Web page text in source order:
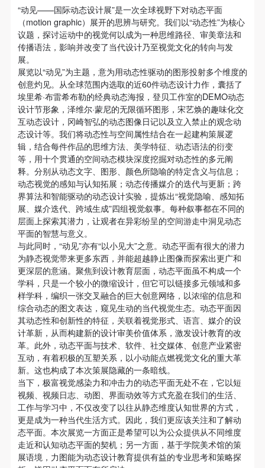
《动态研究》 罗布和罗宾
Rob en Robin, Studies in Motion
动态平面区别于影像艺术、动画、平面设计、新媒体交
互设计等带给人们的清晰印象，它被独立提出来讨论，
在国内仍然是一个新兴话题。本次展览以“动见”为主
题，选取了来自中国、荷兰、瑞士、美国、英国、西班
牙、韩国、日本等8个国家的16位/组顶尖设计师、设计
团体的近60件作品。一方面希冀透过精彩纷呈的动态视
觉为观众提供从多个维度走近和认知动态平面的契机，
以及来自创意思维的启迪。另一方面，更重要的是通过
洞察国际动态平面的创作生态，探讨当代设计的未来所
趋。
“动见——国际动态设计展”是一次全球视野下对动态平面
（motion graphic）展开的思辨与研究。我们以“动态性”为核心
议题，探讨运动中的视觉何以成为一种思维路径、审美章法和
传播语法，影响并改变了当代设计乃至视觉文化的转向与发
展。
展览以“动见”为主题，意为用动态性驱动的图形投射多个维度的
创意灼见。从全球范围内选取的近60件动态设计力作，囊括了
埃里希·布雷希布勒的经典动态海报，登贝工作室的DEMO动态
设计节形象，泽维尔·蒙尼的无限循环图形，宋艺焕的趣味化交
互动态设计，冈崎智弘的动态图像日记以及立入禁止的观念动
态设计等。我们将动态性与空间属性结合在一起建构策展逻
辑，结合每件作品的思维方法、美学特征、动态语法的衍变
等，用十个贯通的空间动态模块深度挖掘对动态性的多元阐
释。分别从动态文字、图形、颜色所隐喻的特定含义与信息；
动态视觉的感知与认知拓展；动态传播媒介的迭代与更新；跨
界算法和智能驱动的动态设计实验，提炼出“视觉隐喻、感知拓
展、媒介迭代、跨域生成”四组视觉叙事。每种叙事都在不同的
层面上探索其潜力，让观者在异彩纷呈的空间游走中洞见动态
平面的智慧与意义。
与此同时，“动见”亦有“以小见大”之意。动态平面有很大的潜力
为静态视觉带来更多东西，并能超越静止图像而探索出更广和
更深层的意涵。聚焦到设计教育层面，动态平面虽不构成一个
学科，只是一个较小的微缩设计，但它可以链接多元领域和多
样学科，编织一张交叉融合的巨大创意网络，以浓缩的信息和
综合动态的图文表达，窥见生动的当代视觉生态。动态平面因
其动态性和创新性的特征，关联着视觉形式、语言、媒介的设
计革新，从而构建新的设计审美价值体系，激发设计教育的改
革。此外，动态平面与技术、软件、社交媒体、创意产业紧密
互动，有着积极的互塑关系，以小动能点燃视觉文化的重大革
新。这也构成了本次策展隐藏的一条暗线。
当下，极富视觉感染力和冲击力的动态平面无处不在，它以短
视频、视频日志、动图、界面动效等方式充盈在我们的生活、
工作与学习中，不仅改变了以往从静态维度认知世界的方式，
更是成为一种当代生活方式。因此，我们更应该关注和了解动
态平面。本次展览一方面正是希望可以为公众提供从不同维度
走近和认知动态平面的契机；另一方面，基于学院美术馆的策
展语境，力图能为动态设计教育提供有益的专业思考和策略探
验证码
登录
可使用雅昌艺术网会员账户登录
的人身安全不负有民事及相关连带责任。
第五条
参加活动者在此次活动期间应主动遵守美术馆活动秩
序、维护美术馆场地及展示、展览、馆藏艺术作品及
衍生品的安全。活动中一旦因个人原因造成美术馆场
地、空间、艺术品、衍生品等受到不同程度的损失、
破坏。活动中任何非事故当事人及美术馆将不承担相
应的责任与损失，应由参与活动者根据相应的法律条
文、组织规定进行协商和赔偿。并追究相应的法律责
任和经济责任。
第六条
参与活动者在参与活动时应当在美术馆工作人员及活
动导师、教师指导下进行，并正确的使用活动中所涉
及到的绘画工具、创作材料及配套设备、设施，若参
与者因个人原因在使用相应绘画工具、创作材料及配
套设备、设施造成个人受伤、伤害他人及造成相应工
具、材料、设备或设施的故障或损坏。参与活动者应
当承当相应的全部责任，并主动赔偿相应的经济损
失。活动中任何非事故当事人及美术馆将不承担人身
事故的任何责任。
中央美术学院美术馆肖像权许可使用协议
根据《中华人民共和国广告法》、《中华人民共和国
民法通则》以及 最高人民法院关于贯彻执行 《中华
人民共和国民法通则》若干问题的意见（试行）>的
有关规定，为明确肖像许可方（甲方）和使用方（乙
方）的权利义务关系，经双方友好协商，甲乙双方就
带有甲方肖像的作品的使用达成如下一致协议：
一、 一般约定
的人身安全不负有民事及相关连带责任。
第五条
参加活动者在此次活动期间应主动遵守美术馆活动秩
序、维护美术馆场地及展示、展览、馆藏艺术作品及
衍生品的安全。活动中一旦因个人原因造成美术馆场
地、空间、艺术品、衍生品等受到不同程度的损失、
破坏。活动中任何非事故当事人及美术馆将不承担相
应的责任与损失，应由参与活动者根据相应的法律条
文、组织规定进行协商和赔偿。并追究相应的法律责
任和经济责任。
第六条
参与活动者在参与活动时应当在美术馆工作人员及活
动导师、教师指导下进行，并正确的使用活动中所涉
及到的绘画工具、创作材料及配套设备、设施，若参
与者因个人原因在使用相应绘画工具、创作材料及配
套设备、设施造成个人受伤、伤害他人及造成相应工
具、材料、设备或设施的故障或损坏。参与活动者应
当承当相应的全部责任，并主动赔偿相应的经济损
失。活动中任何非事故当事人及美术馆将不承担人身
事故的任何责任。
中央美术学院美术馆肖像权许可使用协议
根据《中华人民共和国广告法》、《中华人民共和国
民法通则》以及 最高人民法院关于贯彻执行 《中华
人民共和国民法通则》若干问题的意见（试行）>的
有关规定，为明确肖像许可方（甲方）和使用方（乙
方）的权利义务关系，经双方友好协商，甲乙双方就
带有甲方肖像的作品的使用达成如下一致协议：
一、 一般约定
的人身安全不负有民事及相关连带责任。
第五条
参加活动者在此次活动期间应主动遵守美术馆活动秩
序、维护美术馆场地及展示、展览、馆藏艺术作品及
衍生品的安全。活动中一旦因个人原因造成美术馆场
地、空间、艺术品、衍生品等受到不同程度的损失、
破坏。活动中任何非事故当事人及美术馆将不承担相
应的责任与损失，应由参与活动者根据相应的法律条
文、组织规定进行协商和赔偿。并追究相应的法律责
任和经济责任。
第六条
参与活动者在参与活动时应当在美术馆工作人员及活
动导师、教师指导下进行，并正确的使用活动中所涉
及到的绘画工具、创作材料及配套设备、设施，若参
与者因个人原因在使用相应绘画工具、创作材料及配
套设备、设施造成个人受伤、伤害他人及造成相应工
具、材料、设备或设施的故障或损坏。参与活动者应
当承当相应的全部责任，并主动赔偿相应的经济损
失。活动中任何非事故当事人及美术馆将不承担人身
事故的任何责任。
中央美术学院美术馆肖像权许可使用协议
根据《中华人民共和国广告法》、《中华人民共和国
民法通则》以及 最高人民法院关于贯彻执行 《中华
人民共和国民法通则》若干问题的意见（试行）>的
有关规定，为明确肖像许可方（甲方）和使用方（乙
方）的权利义务关系，经双方友好协商，甲乙双方就
带有甲方肖像的作品的使用达成如下一致协议：
一、 一般约定